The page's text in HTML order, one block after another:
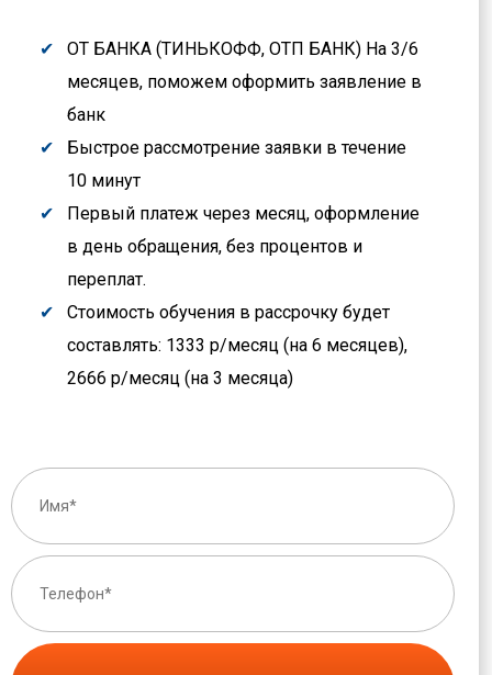
ОТ БАНКА (ТИНЬКОФФ, ОТП БАНК) На 3/6
месяцев, поможем оформить заявление в
банк
Быстрое рассмотрение заявки в течение
10 минут
Первый платеж через месяц, оформление
в день обращения, без процентов и
переплат.
Стоимость обучения в рассрочку будет
составлять: 1333 р/месяц (на 6 месяцев),
2666 р/месяц (на 3 месяца)